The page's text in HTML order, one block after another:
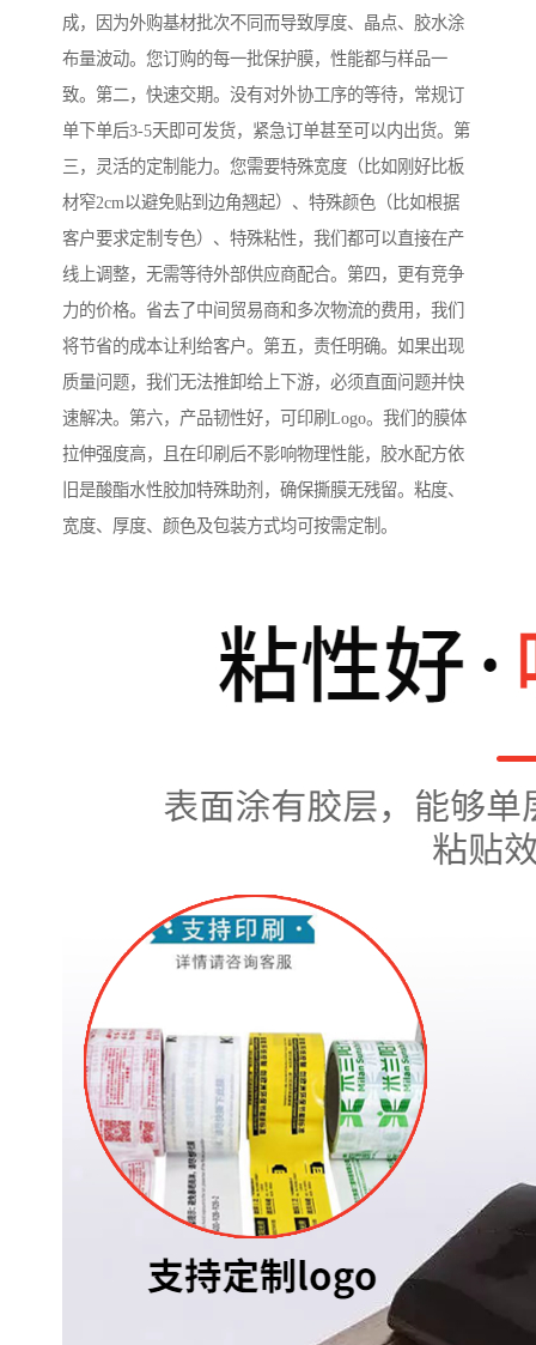
成，因为外购基材批次不同而导致厚度、晶点、胶水涂
布量波动。您订购的每一批保护膜，性能都与样品一
致。第二，快速交期。没有对外协工序的等待，常规订
单下单后3-5天即可发货，紧急订单甚至可以内出货。第
三，灵活的定制能力。您需要特殊宽度（比如刚好比板
材窄2cm以避免贴到边角翘起）、特殊颜色（比如根据
客户要求定制专色）、特殊粘性，我们都可以直接在产
线上调整，无需等待外部供应商配合。第四，更有竞争
力的价格。省去了中间贸易商和多次物流的费用，我们
将节省的成本让利给客户。第五，责任明确。如果出现
质量问题，我们无法推卸给上下游，必须直面问题并快
速解决。第六，产品韧性好，可印刷Logo。我们的膜体
拉伸强度高，且在印刷后不影响物理性能，胶水配方依
旧是酸酯水性胶加特殊助剂，确保撕膜无残留。粘度、
宽度、厚度、颜色及包装方式均可按需定制。